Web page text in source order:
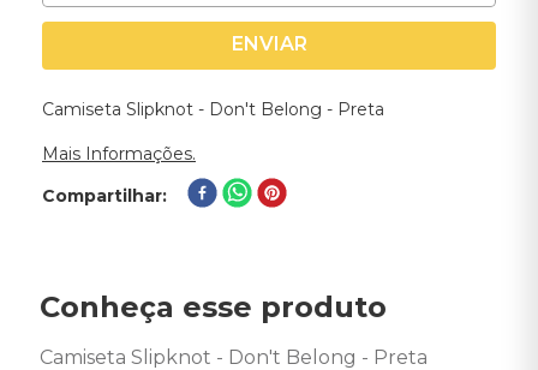
ENVIAR
Camiseta Slipknot - Don't Belong - Preta
Mais Informações.
Compartilhar
Conheça esse produto
Camiseta Slipknot - Don't Belong - Preta